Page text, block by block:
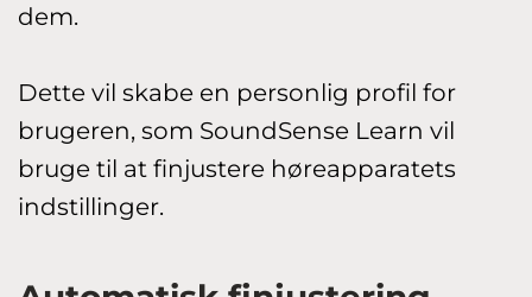
dem.
Dette vil skabe en personlig profil for
brugeren, som SoundSense Learn vil
bruge til at finjustere høreapparatets
indstillinger.